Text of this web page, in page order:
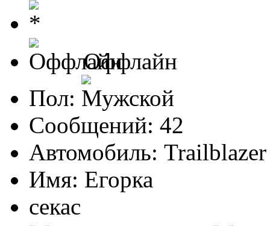
Оффлайн
Пол:
Сообщений: 42
Автомобиль:
Имя: Егорка
секас